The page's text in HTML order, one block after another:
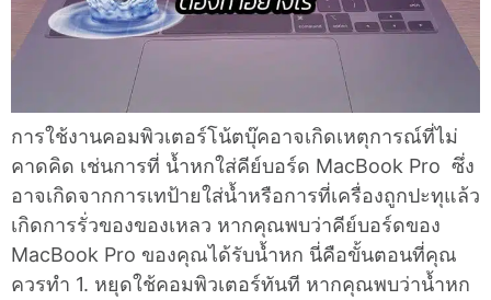
การใช้งานคอมพิวเตอร์โน้ตบุ๊คอาจเกิดเหตุการณ์ที่ไม่
คาดคิด เช่นการที่ น้ำหกใส่คีย์บอร์ด MacBook Pro ซึ่ง
อาจเกิดจากการเทป้ายใส่น้ำหรือการที่เครื่องถูกปะทุแล้ว
เกิดการรั่วของของเหลว หากคุณพบว่าคีย์บอร์ดของ
MacBook Pro ของคุณได้รับน้ำหก นี่คือขั้นตอนที่คุณ
ควรทำ 1. หยุดใช้คอมพิวเตอร์ทันที หากคุณพบว่าน้ำหก